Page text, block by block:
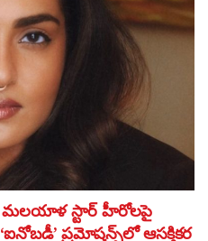
మలయాళ స్టార్ హీరోలపై
ప్రమోషన్స్‌లో ఆసక్తికర